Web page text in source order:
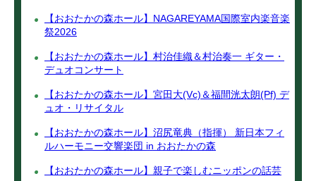
【おおたかの森ホール】NAGAREYAMA国際室内楽音楽
祭2026
【おおたかの森ホール】村治佳織＆村治奏一 ギター・
デュオコンサート
【おおたかの森ホール】宮田大(Vc)＆福間洸太朗(Pf) デ
ュオ・リサイタル
【おおたかの森ホール】沼尻竜典（指揮） 新日本フィ
ルハーモニー交響楽団 in おおたかの森
【おおたかの森ホール】親子で楽しむニッポンの話芸